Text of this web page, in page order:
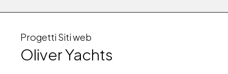
Progetti Siti web
Oliver Yachts